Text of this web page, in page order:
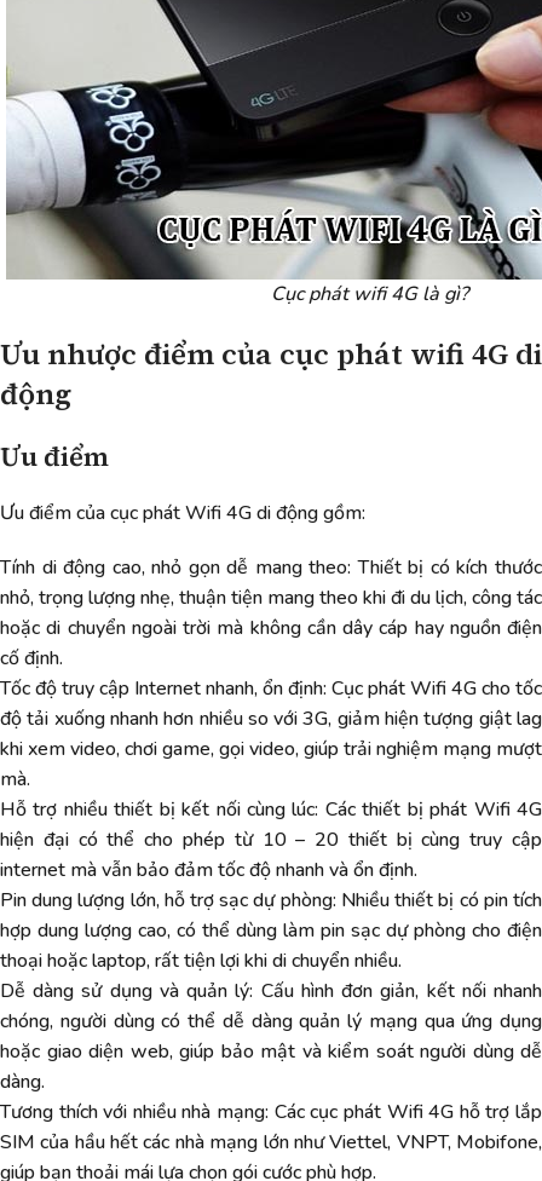
Cục phát wifi 4G là gì?
Ưu nhược điểm của cục phát wifi 4G di
động
Ưu điểm
Ưu điểm của cục phát Wifi 4G di động gồm:
Tính di động cao, nhỏ gọn dễ mang theo: Thiết bị có kích thước
nhỏ, trọng lượng nhẹ, thuận tiện mang theo khi đi du lịch, công tác
hoặc di chuyển ngoài trời mà không cần dây cáp hay nguồn điện
cố định.
Tốc độ truy cập Internet nhanh, ổn định: Cục phát Wifi 4G cho tốc
độ tải xuống nhanh hơn nhiều so với 3G, giảm hiện tượng giật lag
khi xem video, chơi game, gọi video, giúp trải nghiệm mạng mượt
mà.
Hỗ trợ nhiều thiết bị kết nối cùng lúc: Các thiết bị phát Wifi 4G
hiện đại có thể cho phép từ 10 – 20 thiết bị cùng truy cập
internet mà vẫn bảo đảm tốc độ nhanh và ổn định.
Pin dung lượng lớn, hỗ trợ sạc dự phòng: Nhiều thiết bị có pin tích
hợp dung lượng cao, có thể dùng làm pin sạc dự phòng cho điện
thoại hoặc laptop, rất tiện lợi khi di chuyển nhiều.
Dễ dàng sử dụng và quản lý: Cấu hình đơn giản, kết nối nhanh
chóng, người dùng có thể dễ dàng quản lý mạng qua ứng dụng
hoặc giao diện web, giúp bảo mật và kiểm soát người dùng dễ
dàng.
Tương thích với nhiều nhà mạng: Các cục phát Wifi 4G hỗ trợ lắp
SIM của hầu hết các nhà mạng lớn như Viettel, VNPT, Mobifone,
giúp bạn thoải mái lựa chọn gói cước phù hợp.